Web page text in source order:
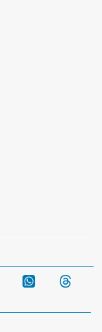
Telegram WhatsApp